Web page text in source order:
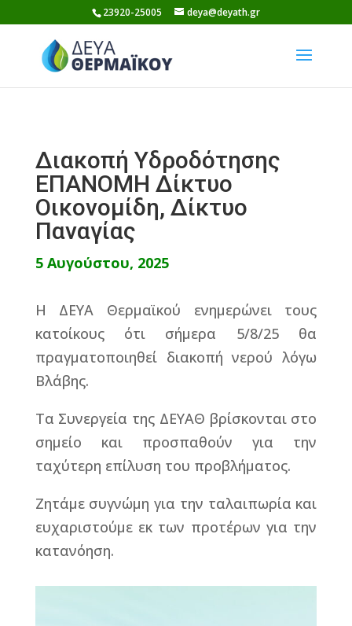
to
content
23920-25005 deya@deyath.gr
Διακοπή Υδροδότησης
ΕΠΑΝΟΜΗ Δίκτυο
Οικονομίδη, Δίκτυο
Παναγίας
5 Αυγούστου, 2025
Η ΔΕΥΑ Θερμαϊκού ενημερώνει τους
κατοίκους ότι σήμερα 5/8/25 θα
πραγματοποιηθεί διακοπή νερού λόγω
Βλάβης.
Τα Συνεργεία της ΔΕΥΑΘ βρίσκονται στο
σημείο και προσπαθούν για την
ταχύτερη επίλυση του προβλήματος.
Ζητάμε συγνώμη για την ταλαιπωρία και
ευχαριστούμε εκ των προτέρων για την
κατανόηση.